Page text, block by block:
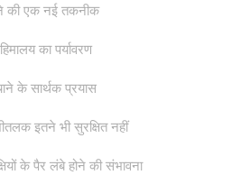
की एक नई तकनीक
का पर्यावरण
के सार्थक प्रयास
इतने भी सुरक्षित नहीं
के पैर लंबे होने की संभावना